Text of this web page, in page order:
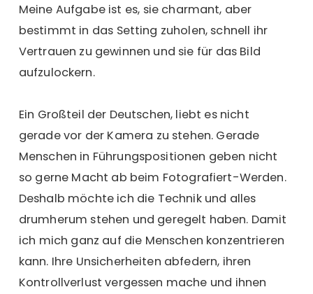
Meine Aufgabe ist es, sie charmant, aber
bestimmt in das Setting zuholen, schnell ihr
Vertrauen zu gewinnen und sie für das Bild
aufzulockern.
Ein Großteil der Deutschen, liebt es nicht
gerade vor der Kamera zu stehen. Gerade
Menschen in Führungspositionen geben nicht
so gerne Macht ab beim Fotografiert-Werden.
Deshalb möchte ich die Technik und alles
drumherum stehen und geregelt haben. Damit
ich mich ganz auf die Menschen konzentrieren
kann. Ihre Unsicherheiten abfedern, ihren
Kontrollverlust vergessen mache und ihnen